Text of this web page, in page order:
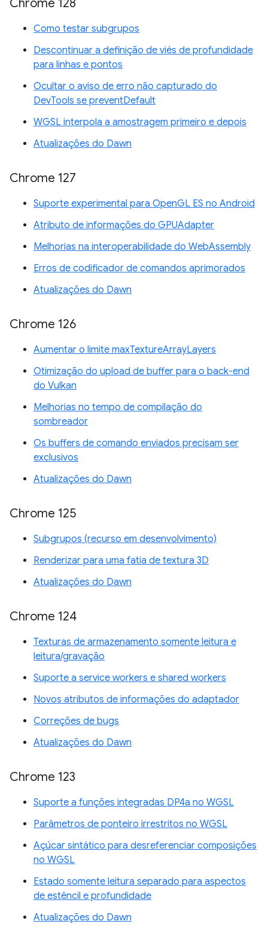
Chrome 128
Como testar subgrupos
Descontinuar a definição de viés de profundidade
para linhas e pontos
Ocultar o aviso de erro não capturado do
DevTools se preventDefault
WGSL interpola a amostragem primeiro e depois
Atualizações do Dawn
Chrome 127
Suporte experimental para OpenGL ES no Android
Atributo de informações do GPUAdapter
Melhorias na interoperabilidade do WebAssembly
Erros de codificador de comandos aprimorados
Atualizações do Dawn
Chrome 126
Aumentar o limite maxTextureArrayLayers
Otimização do upload de buffer para o back-end
do Vulkan
Melhorias no tempo de compilação do
sombreador
Os buffers de comando enviados precisam ser
exclusivos
Atualizações do Dawn
Chrome 125
Subgrupos (recurso em desenvolvimento)
Renderizar para uma fatia de textura 3D
Atualizações do Dawn
Chrome 124
Texturas de armazenamento somente leitura e
leitura/gravação
Suporte a service workers e shared workers
Novos atributos de informações do adaptador
Correções de bugs
Atualizações do Dawn
Chrome 123
Suporte a funções integradas DP4a no WGSL
Parâmetros de ponteiro irrestritos no WGSL
Açúcar sintático para desreferenciar composições
no WGSL
Estado somente leitura separado para aspectos
de estêncil e profundidade
Atualizações do Dawn